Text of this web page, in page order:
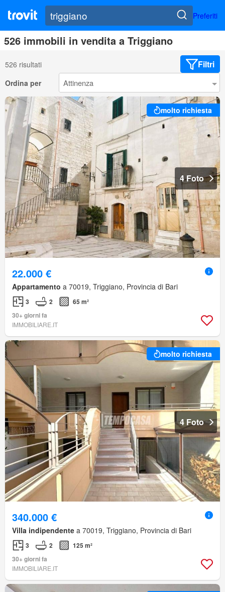
Preferiti
526 immobili in vendita a Triggiano
526 risultati Filtri
Ordina per
molto richiesta
4 Foto
22.000 €
Appartamento a 70019, Triggiano, Provincia di Bari
3 2
65 m²
30+ giorni fa
IMMOBILIARE.IT
molto richiesta
4 Foto
340.000 €
Villa indipendente a 70019, Triggiano, Provincia di Bari
3 2
125 m²
30+ giorni fa
IMMOBILIARE.IT